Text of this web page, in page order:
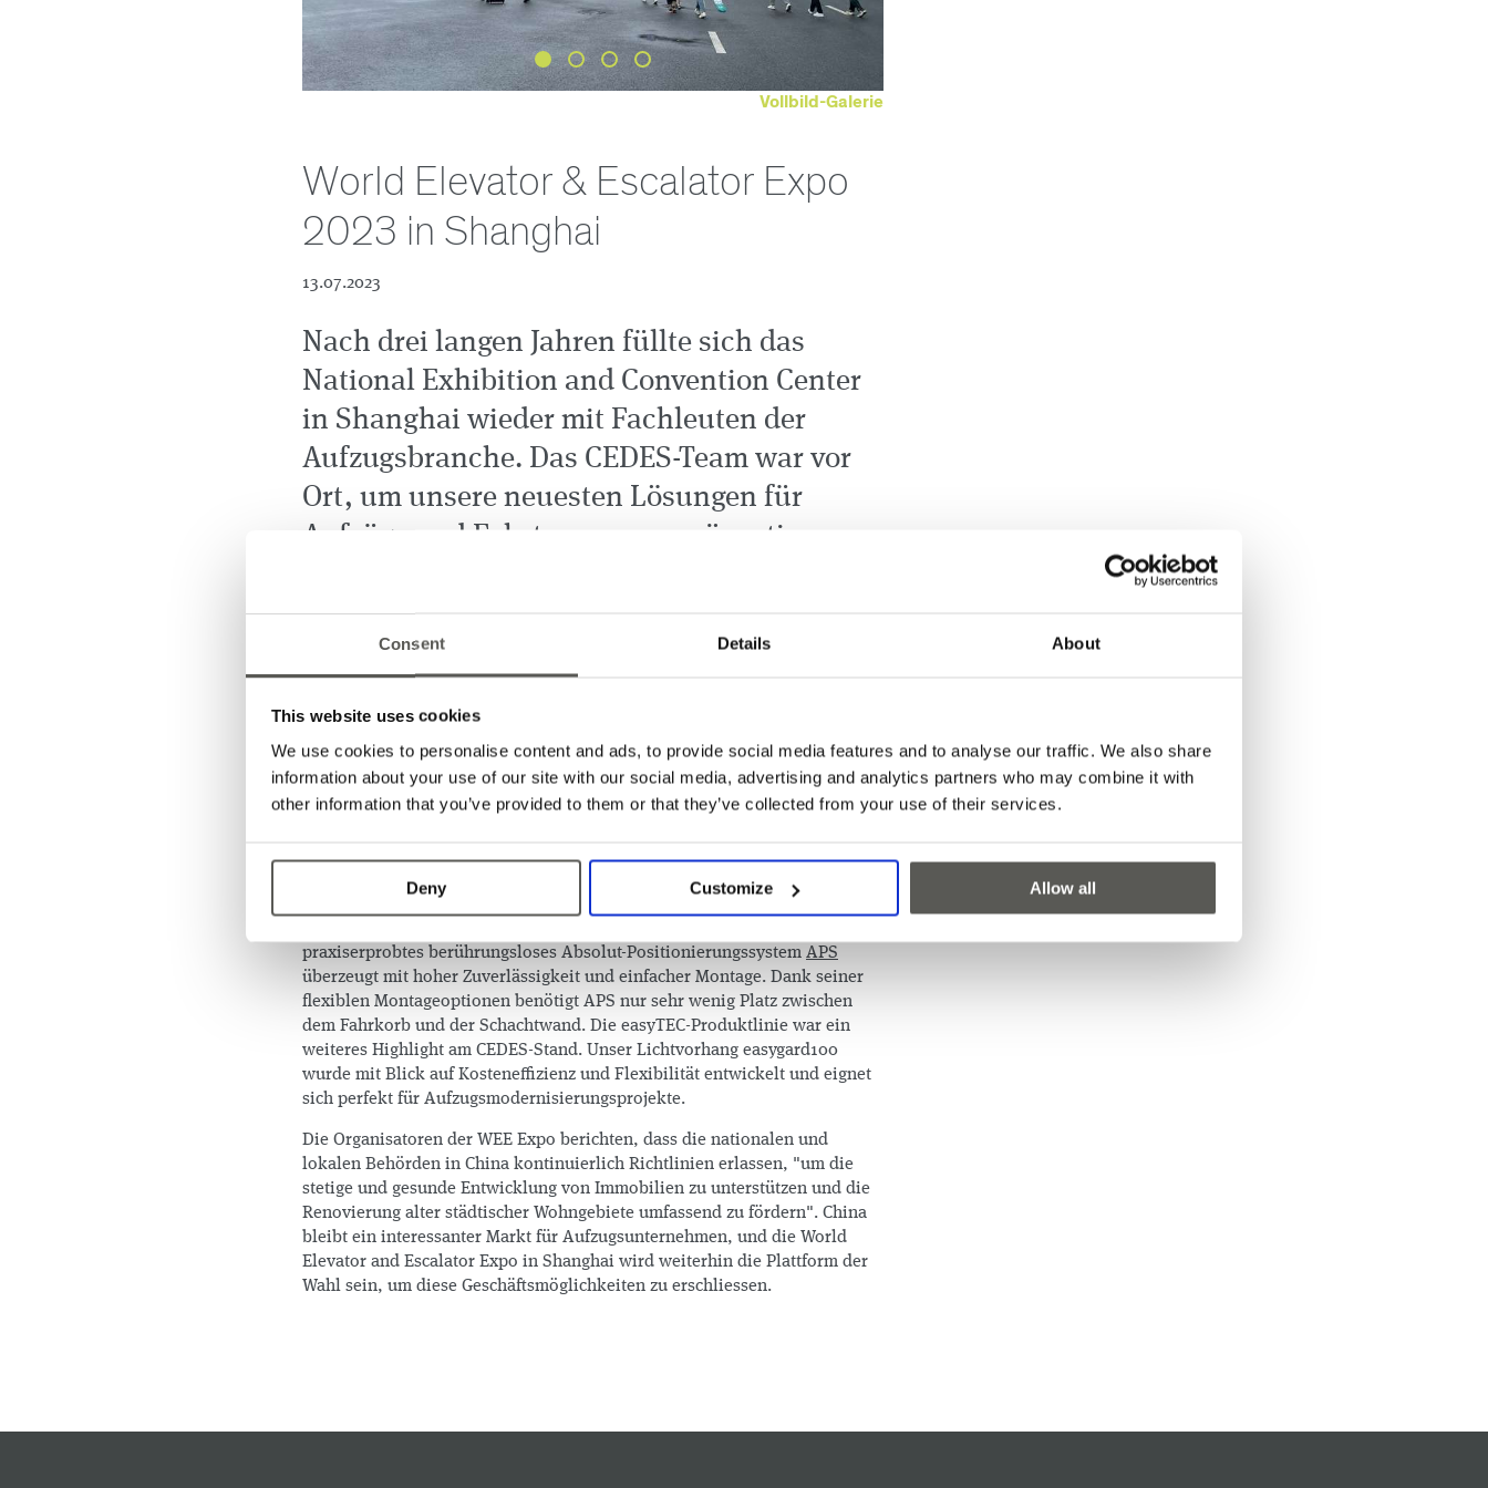
Consent Details About
This website uses cookies
We use cookies to personalise content and ads, to provide social media features and to analyse our traffic. We also share
information about your use of our site with our social media, advertising and analytics partners who may combine it with
other information that you’ve provided to them or that they’ve collected from your use of their services.
Deny Customize Allow all
Vollbild-Galerie
World Elevator & Escalator Expo
2023 in Shanghai
13.07.2023
Nach drei langen Jahren füllte sich das
National Exhibition and Convention Center
in Shanghai wieder mit Fachleuten der
Aufzugsbranche. Das CEDES-Team war vor
Ort, um unsere neuesten Lösungen für
Aufzüge und Fahrtreppen zu präsentieren.
Aufzugstechnik lässt das Herz höher schlagen - während vier geschäftigen
Tagen verzeichnete die WEE Expo 2023 mehr als 130’000 Besucher. Manfred
treffen und über unsere Türüberwachungs- und
Schachtinformationslösungen zu sprechen. Vor allem unser 3D-ToF-Sensor
IMS 100 Pro und das Absolut-Positionierungssystem CEDES APS stiessen
auf grosses Interesse. Das positive Feedback der Kunden bestätigt unser
Engagement, herausragende und zuverlässige Lösungen für die
Zusätzliche Absicherung ist nicht der einzige Vorteil unseres 3D-Sensors
für die Vorraumüberwachung. Es erhöht auch die Effizienz des
praxiserprobtes berührungsloses Absolut-Positionierungssystem APS
überzeugt mit hoher Zuverlässigkeit und einfacher Montage. Dank seiner
flexiblen Montageoptionen benötigt APS nur sehr wenig Platz zwischen
dem Fahrkorb und der Schachtwand. Die easyTEC-Produktlinie war ein
weiteres Highlight am CEDES-Stand. Unser Lichtvorhang easygard100
wurde mit Blick auf Kosteneffizienz und Flexibilität entwickelt und eignet
sich perfekt für Aufzugsmodernisierungsprojekte.
Die Organisatoren der WEE Expo berichten, dass die nationalen und
lokalen Behörden in China kontinuierlich Richtlinien erlassen, "um die
stetige und gesunde Entwicklung von Immobilien zu unterstützen und die
Renovierung alter städtischer Wohngebiete umfassend zu fördern". China
bleibt ein interessanter Markt für Aufzugsunternehmen, und die World
Elevator and Escalator Expo in Shanghai wird weiterhin die Plattform der
Wahl sein, um diese Geschäftsmöglichkeiten zu erschliessen.